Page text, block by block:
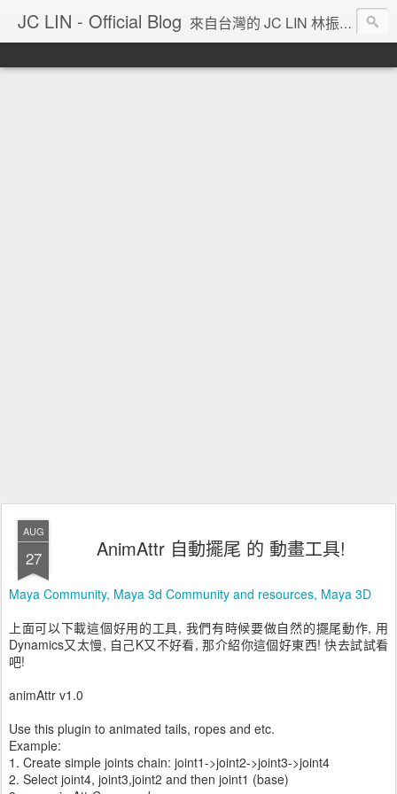
JC LIN - Official Blog 來自台灣的 JC LIN 林振宇 的部落格
AUG
27 AnimAttr 自動擺尾 的 動畫工具!
Maya Community, Maya 3d Community and resources, Maya 3D
上面可以下載這個好用的工具, 我們有時候要做自然的擺尾動作, 用
Dynamics又太慢, 自己K又不好看, 那介紹你這個好東西! 快去試試看
吧!
animAttr v1.0
Use this plugin to animated tails, ropes and etc.
Example:
1. Create simple joints chain: joint1->joint2->joint3->joint4
2. Select joint4, joint3,joint2 and then joint1 (base)